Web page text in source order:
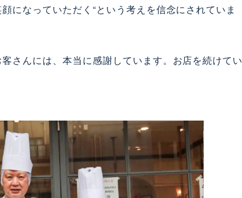
になっていただく “という考えを信念にされていま
さんには、本当に感謝しています。お店を続けてい